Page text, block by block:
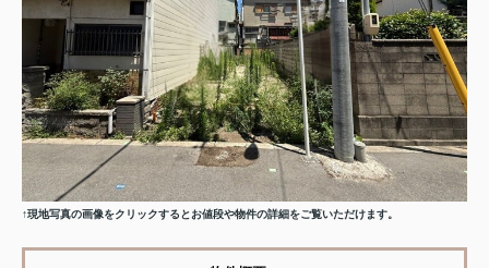
↑現地写真の画像をクリックするとお値段や物件の詳細をご覧いただけます。